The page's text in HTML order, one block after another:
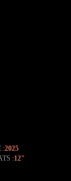
2025
12"